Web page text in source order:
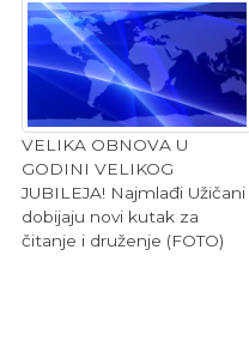
VELIKA OBNOVA U
GODINI VELIKOG
JUBILEJA! Najmlađi Užičani
dobijaju novi kutak za
čitanje i druženje (FOTO)